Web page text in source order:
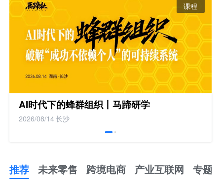
课程
AI时代下的蜂群组织丨马蹄研学
2026/08/14长沙
推荐 未来零售 跨境电商 产业互联网 专题